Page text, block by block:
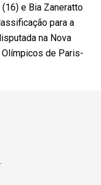
e Bia Zaneratto
para a
na Nova
de Paris-